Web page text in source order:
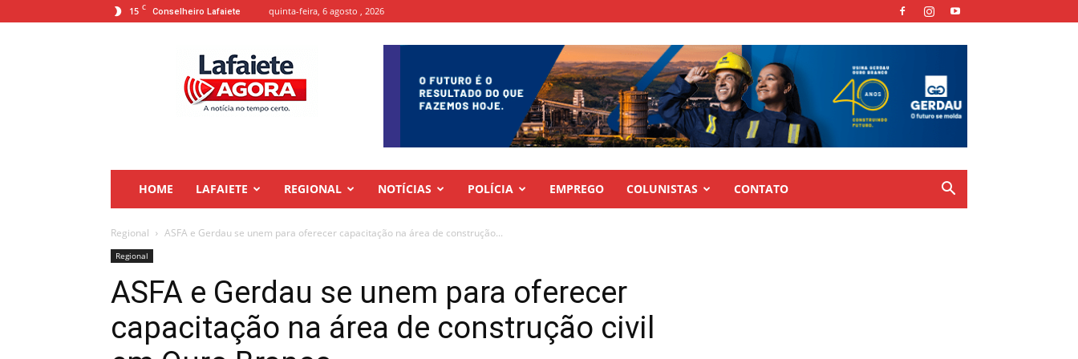
15 C Conselheiro Lafaiete quinta-feira, 6 agosto , 2026
HOME LAFAIETE REGIONAL NOTÍCIAS POLÍCIA EMPREGO COLUNISTAS CONTATO
Regional ASFA e Gerdau se unem para oferecer capacitação na área de construção...
Regional
ASFA e Gerdau se unem para oferecer
capacitação na área de construção civil